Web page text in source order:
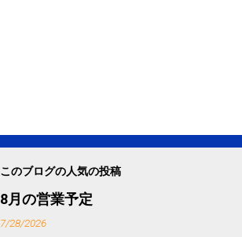
このブログの人気の投稿
8月の営業予定
7/28/2026